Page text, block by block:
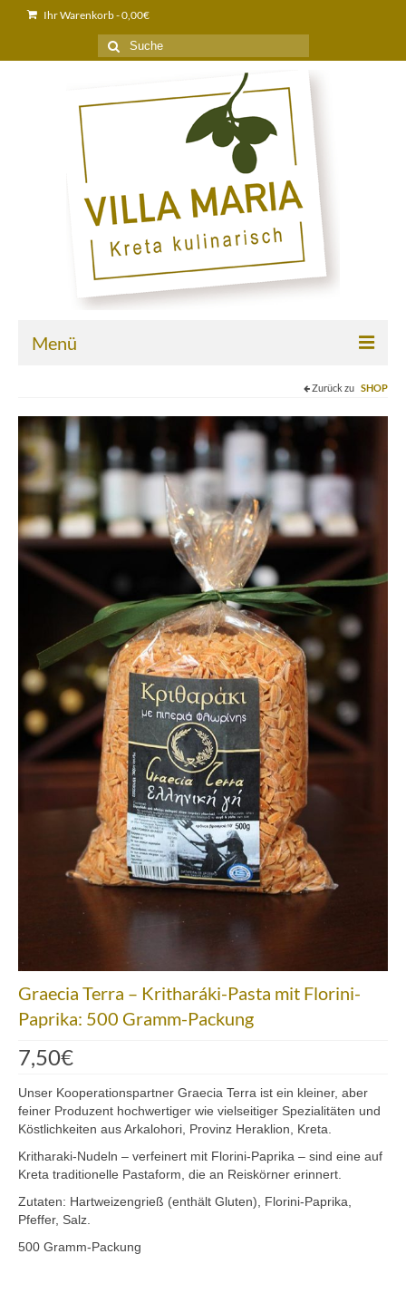
Ihr Warenkorb-0,00€
Suche
nach:
Menü
Über uns
Partnerfirmen
Kreta
Zakros
Gergeri
Houdetsi
Portfolio
Speisen
Mittagstisch (DI bis FR, 12.00 bis 14.30 Uhr)
Frühstück (DI bis SA, 10.00 bis 12.00h) &
Brunch (DO, FR und SA, 11.00 bis 13.00 Uhr)
Mezedes & Salat
Getränke
Back- & Teigwaren
Bio-Olivenöl & Bio-Oliven
Küchenaccessoires
Kräuter, Tee & Salz
Kontakt
Zurück zu SHOP
Graecia Terra – Kritharáki-Pasta mit Florini-
Paprika: 500 Gramm-Packung
7,50€
Unser Kooperationspartner Graecia Terra ist ein kleiner, aber
feiner Produzent hochwertiger wie vielseitiger Spezialitäten und
Köstlichkeiten aus Arkalohori, Provinz Heraklion, Kreta.
Kritharaki-Nudeln – verfeinert mit Florini-Paprika – sind eine auf
Kreta traditionelle Pastaform, die an Reiskörner erinnert.
Zutaten: Hartweizengrieß (enthält Gluten), Florini-Paprika,
Pfeffer, Salz.
500 Gramm-Packung